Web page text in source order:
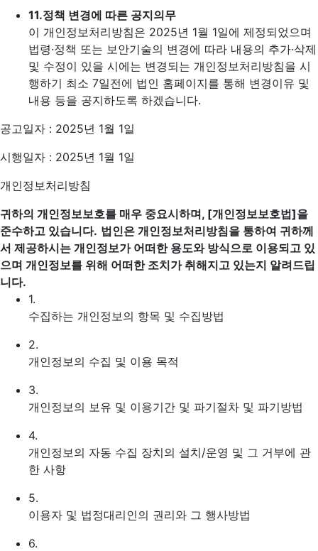
11.정책 변경에 따른 공지의무
이 개인정보처리방침은 2025년 1월 1일에 제정되었으며
법령·정책 또는 보안기술의 변경에 따라 내용의 추가·삭제
및 수정이 있을 시에는 변경되는 개인정보처리방침을 시
행하기 최소 7일전에 법인 홈페이지를 통해 변경이유 및
내용 등을 공지하도록 하겠습니다.
공고일자 : 2025년 1월 1일
시행일자 : 2025년 1월 1일
개인정보처리방침
귀하의 개인정보보호를 매우 중요시하며, [개인정보보호법]을
준수하고 있습니다. 법인은 개인정보처리방침을 통하여 귀하께
서 제공하시는 개인정보가 어떠한 용도와 방식으로 이용되고 있
으며 개인정보를 위해 어떠한 조치가 취해지고 있는지 알려드립
니다.
1.
수집하는 개인정보의 항목 및 수집방법
2.
개인정보의 수집 및 이용 목적
3.
개인정보의 보유 및 이용기간 및 파기절차 및 파기방법
4.
개인정보의 자동 수집 장치의 설치/운영 및 그 거부에 관
한 사항
5.
이용자 및 법정대리인의 권리와 그 행사방법
6.